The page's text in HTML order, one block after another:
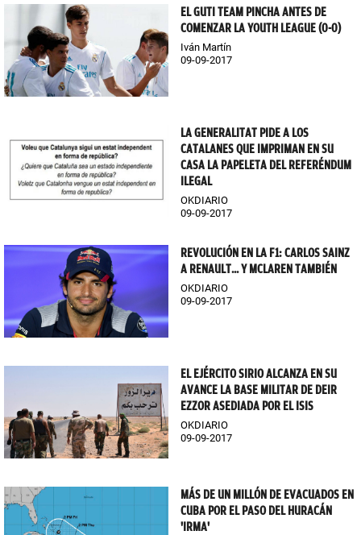
EL GUTI TEAM PINCHA ANTES DE
COMENZAR LA YOUTH LEAGUE (0-0)
Iván Martín
09-09-2017
LA GENERALITAT PIDE A LOS
CATALANES QUE IMPRIMAN EN SU
CASA LA PAPELETA DEL REFERÉNDUM
ILEGAL
OKDIARIO
09-09-2017
REVOLUCIÓN EN LA F1: CARLOS SAINZ
A RENAULT... Y MCLAREN TAMBIÉN
OKDIARIO
09-09-2017
EL EJÉRCITO SIRIO ALCANZA EN SU
AVANCE LA BASE MILITAR DE DEIR
EZZOR ASEDIADA POR EL ISIS
OKDIARIO
09-09-2017
MÁS DE UN MILLÓN DE EVACUADOS EN
CUBA POR EL PASO DEL HURACÁN
'IRMA'